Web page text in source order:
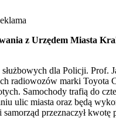
z Urzędem Miasta
dla Policji.
marki Toyota
Samochody trafią do
ulic miasta oraz będą
przeznaczył kwotę